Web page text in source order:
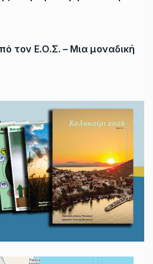
τον Ε.Ο.Σ. – Μια μοναδική